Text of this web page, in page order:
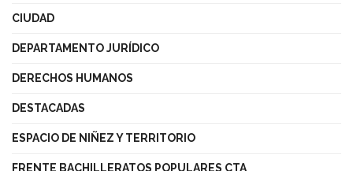
CIUDAD
DEPARTAMENTO JURÍDICO
DERECHOS HUMANOS
DESTACADAS
ESPACIO DE NIÑEZ Y TERRITORIO
FRENTE BACHILLERATOS POPULARES CTA